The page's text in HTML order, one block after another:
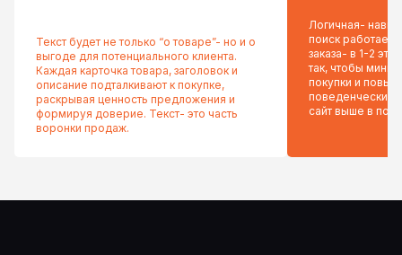
Текст будет не только “о товаре”- но и о
выгоде для потенциального клиента.
Каждая карточка товара, заголовок и
описание подталкивают к покупке,
раскрывая ценность предложения и
формируя доверие. Текст- это часть
воронки продаж.
Логичная-
поиск работает
заказа- в 1-2
так, чтобы
покупки и
поведенческие
сайт выше в